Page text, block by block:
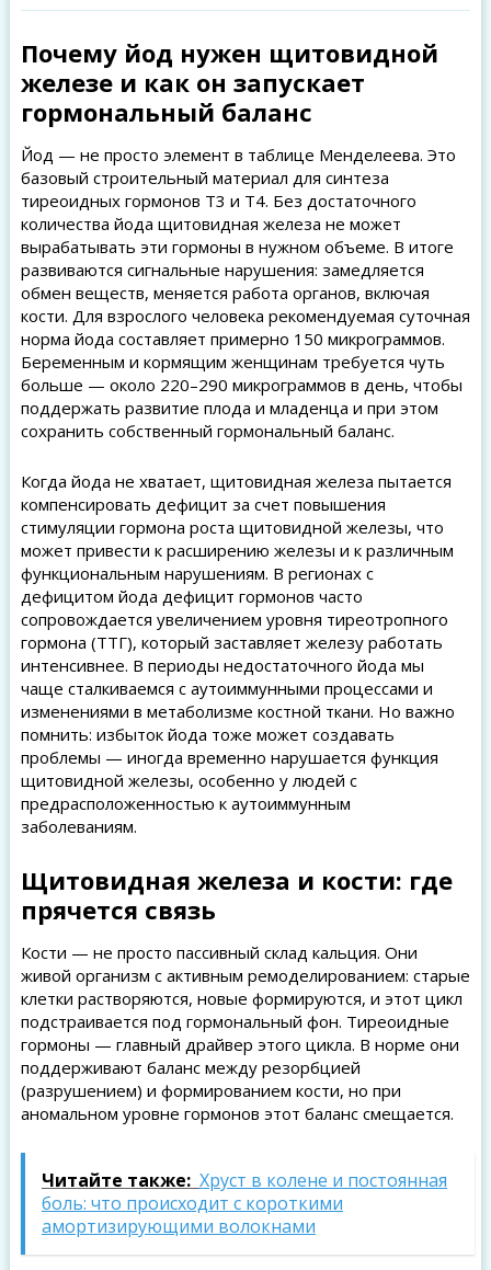
Почему йод нужен щитовидной
железе и как он запускает
гормональный баланс
Йод — не просто элемент в таблице Менделеева. Это
базовый строительный материал для синтеза
тиреоидных гормонов T3 и T4. Без достаточного
количества йода щитовидная железа не может
вырабатывать эти гормоны в нужном объеме. В итоге
развиваются сигнальные нарушения: замедляется
обмен веществ, меняется работа органов, включая
кости. Для взрослого человека рекомендуемая суточная
норма йода составляет примерно 150 микрограммов.
Беременным и кормящим женщинам требуется чуть
больше — около 220–290 микрограммов в день, чтобы
поддержать развитие плода и младенца и при этом
сохранить собственный гормональный баланс.
Когда йода не хватает, щитовидная железа пытается
компенсировать дефицит за счет повышения
стимуляции гормона роста щитовидной железы, что
может привести к расширению железы и к различным
функциональным нарушениям. В регионах с
дефицитом йода дефицит гормонов часто
сопровождается увеличением уровня тиреотропного
гормона (ТТГ), который заставляет железу работать
интенсивнее. В периоды недостаточного йода мы
чаще сталкиваемся с аутоиммунными процессами и
изменениями в метаболизме костной ткани. Но важно
помнить: избыток йода тоже может создавать
проблемы — иногда временно нарушается функция
щитовидной железы, особенно у людей с
предрасположенностью к аутоиммунным
заболеваниям.
Щитовидная железа и кости: где
прячется связь
Кости — не просто пассивный склад кальция. Они
живой организм с активным ремоделированием: старые
клетки растворяются, новые формируются, и этот цикл
подстраивается под гормональный фон. Тиреоидные
гормоны — главный драйвер этого цикла. В норме они
поддерживают баланс между резорбцией
(разрушением) и формированием кости, но при
аномальном уровне гормонов этот баланс смещается.
Читайте также: Хруст в колене и постоянная
боль: что происходит с короткими
амортизирующими волокнами